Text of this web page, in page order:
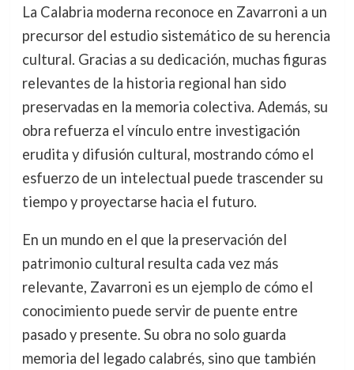
La Calabria moderna reconoce en Zavarroni a un
precursor del estudio sistemático de su herencia
cultural. Gracias a su dedicación, muchas figuras
relevantes de la historia regional han sido
preservadas en la memoria colectiva. Además, su
obra refuerza el vínculo entre investigación
erudita y difusión cultural, mostrando cómo el
esfuerzo de un intelectual puede trascender su
tiempo y proyectarse hacia el futuro.
En un mundo en el que la preservación del
patrimonio cultural resulta cada vez más
relevante, Zavarroni es un ejemplo de cómo el
conocimiento puede servir de puente entre
pasado y presente. Su obra no solo guarda
memoria del legado calabrés, sino que también